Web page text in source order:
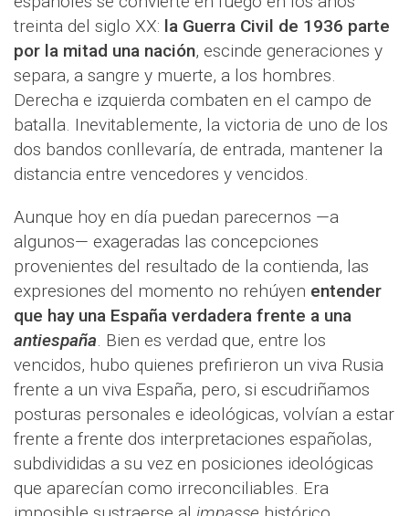
treinta del siglo XX: la Guerra Civil de 1936 parte
por la mitad una nación, escinde generaciones y
separa, a sangre y muerte, a los hombres.
Derecha e izquierda combaten en el campo de
batalla. Inevitablemente, la victoria de uno de los
dos bandos conllevaría, de entrada, mantener la
distancia entre vencedores y vencidos.
Aunque hoy en día puedan parecernos —a
algunos— exageradas las concepciones
provenientes del resultado de la contienda, las
expresiones del momento no rehúyen entender
que hay una España verdadera frente a una
antiespaña. Bien es verdad que, entre los
vencidos, hubo quienes prefirieron un viva Rusia
frente a un viva España, pero, si escudriñamos
posturas personales e ideológicas, volvían a estar
frente a frente dos interpretaciones españolas,
subdivididas a su vez en posiciones ideológicas
que aparecían como irreconciliables. Era